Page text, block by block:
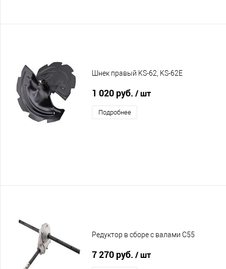
Шнек правый KS-62, KS-62E
1 020 руб. / шт
Подробнее
Редуктор в сборе с валами C55
7 270 руб. / шт